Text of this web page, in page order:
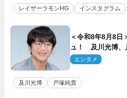
レイザーラモンHG インスタグラム
＜令和8年8月8日
ュ！ 及川光博、
エンタメ
及川光博 戸塚純貴